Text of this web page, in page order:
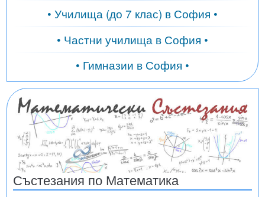
• Училища (до 7 клас) в София •
• Частни училища в София •
• Гимназии в София •
Състезания по Математика